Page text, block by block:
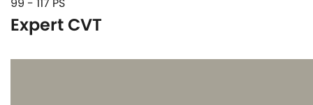
Expert CVT